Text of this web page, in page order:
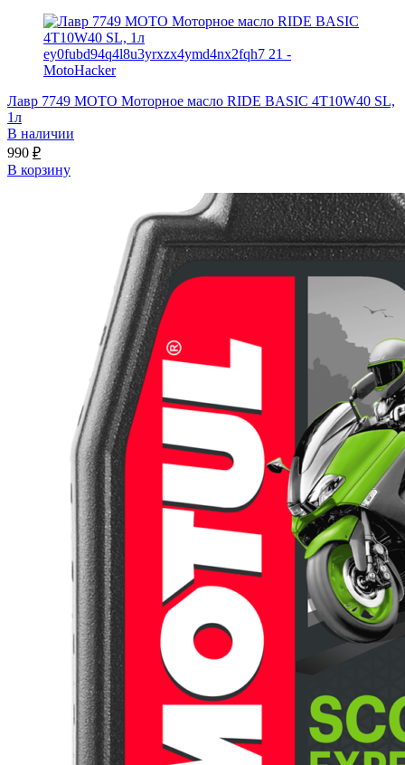
Лавр 7749 МОТО Моторное масло RIDE BASIC 4T10W40 SL,
1л
В наличии
990 ₽
В корзину